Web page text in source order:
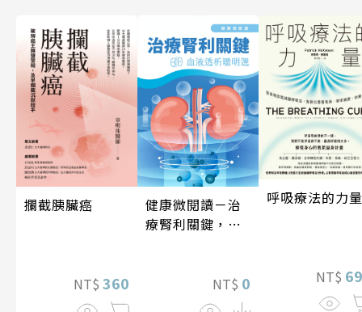
攔截胰臟癌
NT$ 360
健康微閱讀－治
療腎利關鍵，血
NT$ 0
呼吸療法的力量
NT$